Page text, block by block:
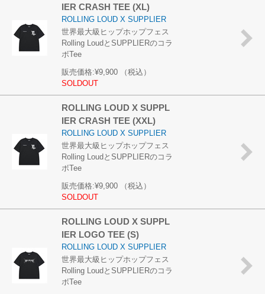
IER CRASH TEE (XL)
ROLLING LOUD X SUPPLIER
世界最大級ヒップホップフェス
Rolling LoudとSUPPLIERのコラ
ボTee
販売価格:¥9,900
（税込）
SOLDOUT
ROLLING LOUD X SUPPL
IER CRASH TEE (XXL)
ROLLING LOUD X SUPPLIER
世界最大級ヒップホップフェス
Rolling LoudとSUPPLIERのコラ
ボTee
販売価格:¥9,900
（税込）
SOLDOUT
ROLLING LOUD X SUPPL
IER LOGO TEE (S)
ROLLING LOUD X SUPPLIER
世界最大級ヒップホップフェス
Rolling LoudとSUPPLIERのコラ
ボTee